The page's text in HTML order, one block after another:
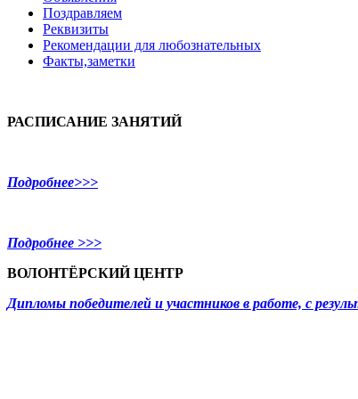
Поздравляем
Реквизиты
Рекомендации для любознательных
Факты,заметки
РАСПИСАНИЕ ЗАНЯТИЙ
Подробнее>>>
Подробнее >>>
ВОЛОНТЁРСКИЙ ЦЕНТР
Дипломы победителей и участников в работе, с